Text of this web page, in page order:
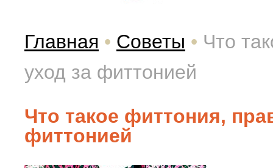
Главная • Советы • Что
уход за фиттонией
Что такое фиттония,
фиттонией